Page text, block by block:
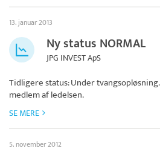
13. januar 2013
Ny status NORMAL
JPG INVEST ApS
Tidligere status: Under tvangsopløsning.
medlem af ledelsen.
SE MERE
5. november 2012